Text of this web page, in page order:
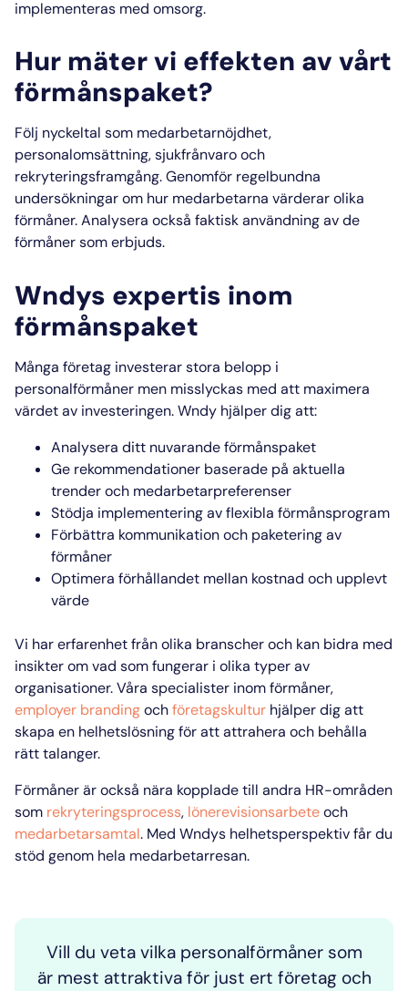
implementeras med omsorg.
Hur mäter vi effekten av vårt
förmånspaket?
Följ nyckeltal som medarbetarnöjdhet,
personalomsättning, sjukfrånvaro och
rekryteringsframgång. Genomför regelbundna
undersökningar om hur medarbetarna värderar olika
förmåner. Analysera också faktisk användning av de
förmåner som erbjuds.
Wndys expertis inom
förmånspaket
Många företag investerar stora belopp i
personalförmåner men misslyckas med att maximera
värdet av investeringen. Wndy hjälper dig att:
Analysera ditt nuvarande förmånspaket
Ge rekommendationer baserade på aktuella
trender och medarbetarpreferenser
Stödja implementering av flexibla förmånsprogram
Förbättra kommunikation och paketering av
förmåner
Optimera förhållandet mellan kostnad och upplevt
värde
Vi har erfarenhet från olika branscher och kan bidra med
insikter om vad som fungerar i olika typer av
organisationer. Våra specialister inom förmåner,
employer brandingochföretagskultur hjälper dig att
skapa en helhetslösning för att attrahera och behålla
rätt talanger.
Förmåner är också nära kopplade till andra HR-områden
som rekryteringsprocess, lönerevisionsarbeteoch
medarbetarsamtal. Med Wndys helhetsperspektiv får du
stöd genom hela medarbetarresan.
Vill du veta vilka personalförmåner som
är mest attraktiva för just ert företag och